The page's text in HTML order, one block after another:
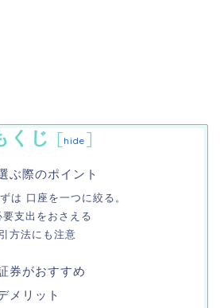
くじ [hide ]
ぶ際のポイント
は 口座を一つに絞る。
要支出をおさえる
方法にも注意
券がおすすめ
メリット